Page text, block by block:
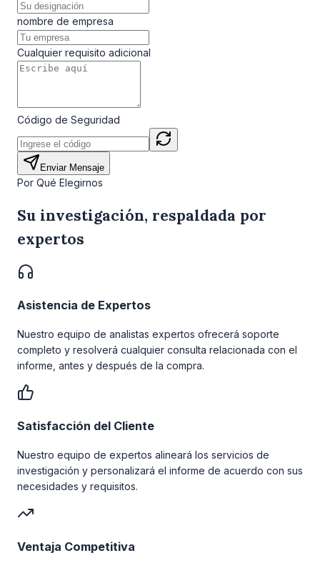
nombre de empresa
Cualquier requisito adicional
Código de Seguridad
Enviar Mensaje
Por Qué Elegirnos
Su investigación, respaldada por
expertos
Asistencia de Expertos
Nuestro equipo de analistas expertos ofrecerá soporte
completo y resolverá cualquier consulta relacionada con el
informe, antes y después de la compra.
Satisfacción del Cliente
Nuestro equipo de expertos alineará los servicios de
investigación y personalizará el informe de acuerdo con sus
necesidades y requisitos.
Ventaja Competitiva